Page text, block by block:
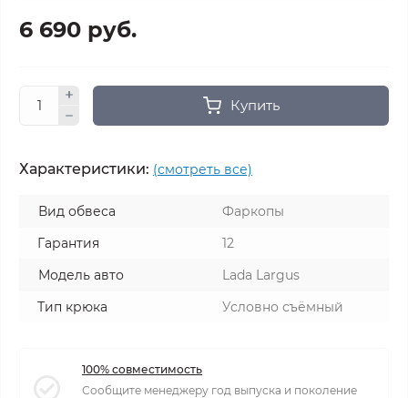
6 690 руб.
Купить
Характеристики: (смотреть все)
Вид обвеса
Фаркопы
Гарантия
12
Модель авто
Lada Largus
Тип крюка
Условно съёмный
100% совместимость
Сообщите менеджеру год выпуска и поколение